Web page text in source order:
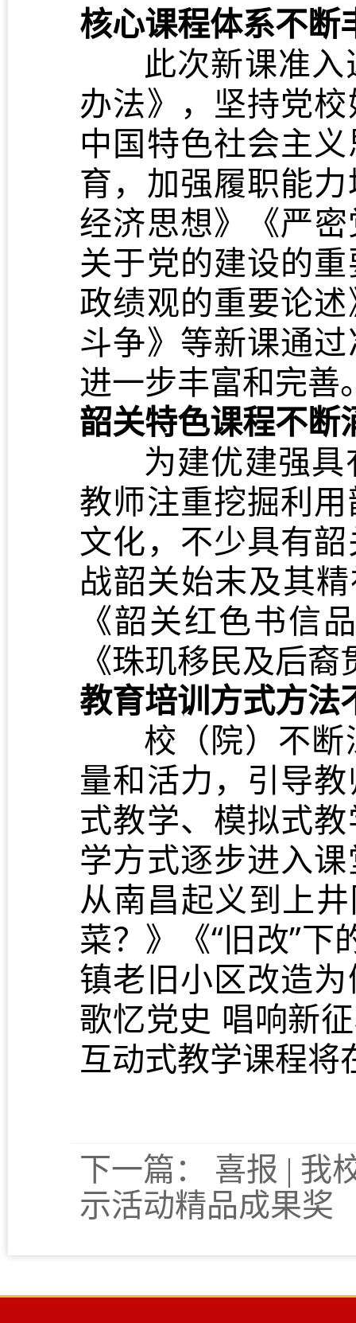
核心课程体系不断
此次新课准
办法》，坚持党
中国特色社会主
育，加强履职能
经济思想》《严
关于党的建设的
政绩观的重要论
斗争》等新课通
进一步丰富和完善
韶关特色课程不断
为建优建强
教师注重挖掘利
文化，不少具有
战韶关始末及其
《韶关红色书信
《珠玑移民及后
教育培训方式方法
校（院）不
量和活力，引导
式教学、模拟式
学方式逐步进入
从南昌起义到上
菜？》《“旧改”
镇老旧小区改造
歌忆党史 唱响新
互动式教学课程
下一篇： 喜报 | 我
示活动精品成果奖